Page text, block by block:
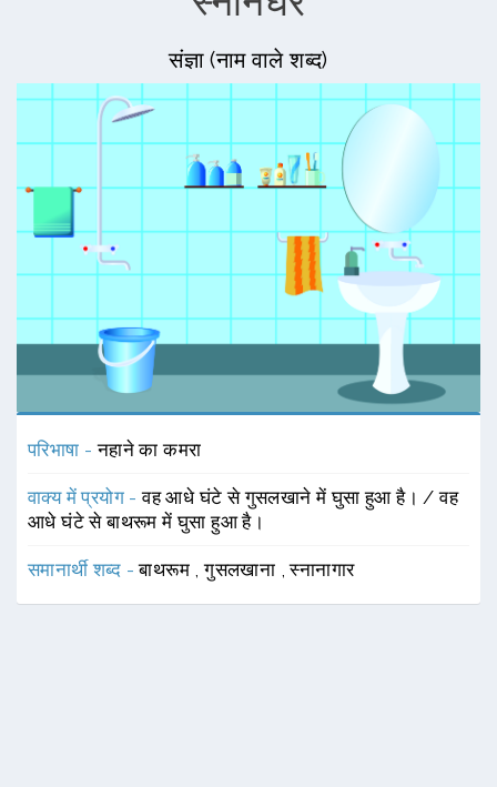
संज्ञा (नाम वाले शब्द)
परिभाषा -नहाने का कमरा
वाक्य में प्रयोग -वह आधे घंटे से गुसलखाने में घुसा हुआ है। / वह
आधे घंटे से बाथरूम में घुसा हुआ है।
समानार्थी शब्द -बाथरूम ,गुसलखाना ,स्नानागार